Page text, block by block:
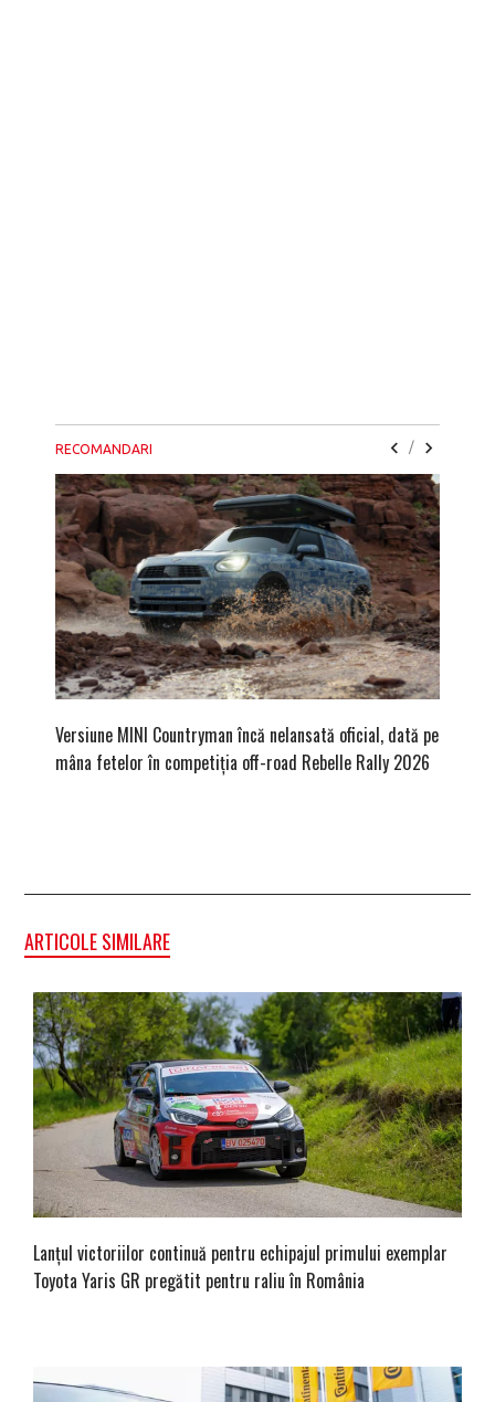
RECOMANDARI /
Versiune MINI Countryman încă nelansată oficial, dată pe
mâna fetelor în competiția off-road Rebelle Rally 2026
ARTICOLE SIMILARE
Lanțul victoriilor continuă pentru echipajul primului exemplar
Toyota Yaris GR pregătit pentru raliu în România